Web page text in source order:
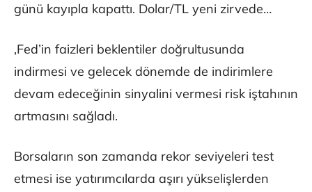
günü kayıpla kapattı. Dolar/TL yeni zirvede…
,Fed’in faizleri beklentiler doğrultusunda
indirmesi ve gelecek dönemde de indirimlere
devam edeceğinin sinyalini vermesi risk iştahının
artmasını sağladı.
Borsaların son zamanda rekor seviyeleri test
etmesi ise yatırımcılarda aşırı yükselişlerden